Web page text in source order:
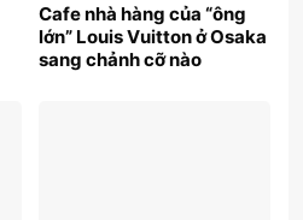
Cafe nhà hàng của “ông
lớn” Louis Vuitton ở Osaka
sang chảnh cỡ nào